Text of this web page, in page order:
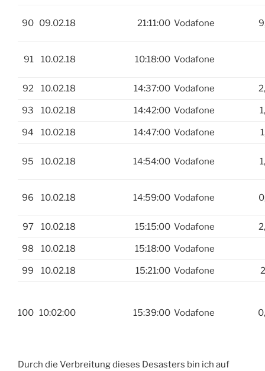
90 09.02.18 21:11:00 Vodafone
91 10.02.18 10:18:00 Vodafone
92 10.02.18 14:37:00 Vodafone
93 10.02.18 14:42:00 Vodafone
94 10.02.18 14:47:00 Vodafone
95 10.02.18 14:54:00 Vodafone
96 10.02.18 14:59:00 Vodafone
97 10.02.18 15:15:00 Vodafone
98 10.02.18 15:18:00 Vodafone
99 10.02.18 15:21:00 Vodafone
100 10:02:00 15:39:00 Vodafone
Durch die Verbreitung dieses Desasters bin ich auf